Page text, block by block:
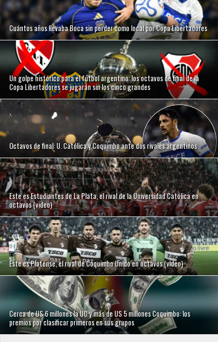
Cuántos años llevaba Boca sin perder como local por Copa Libertadores
Un golpe histórico para el fútbol argentino: los octavos de final de la
Copa Libertadores se jugarán sin los cinco grandes
Octavos de final: U. Católica y Coquimbo ante dos rivales argentinos
Este es Estudiantes de La Plata, el rival de la Universidad Católica en
octavos (video)
Este es Platense, el rival de Coquimbo Unido en octavos (video)
Cerca de US 6 millones la UC y más de US 5 millones Coquimbo: los
premios por clasificar primeros en sus grupos